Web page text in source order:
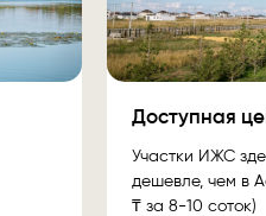
Участки ИЖС
дешевле, чем в
₸ за 8-10 соток)
Доступная